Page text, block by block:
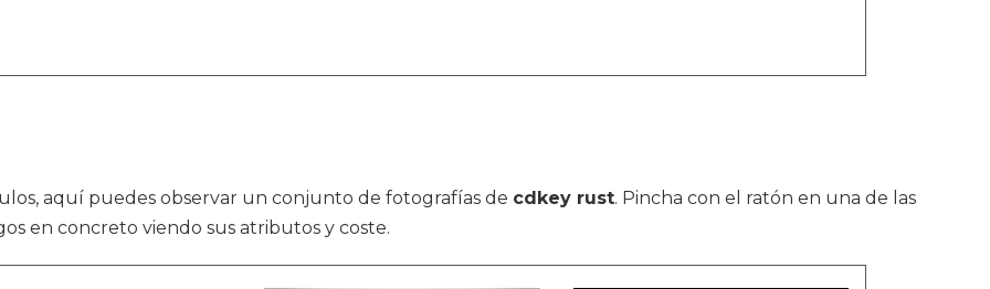
aquí puedes observar un conjunto de fotografías de cdkey rust. Pincha con el ratón en una de las
en concreto viendo sus atributos y coste.